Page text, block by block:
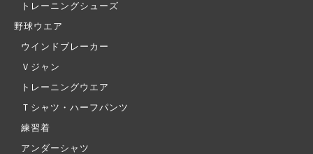
トレーニングシューズ
野球ウエア
ウインドブレーカー
Ｖジャン
トレーニングウエア
Ｔシャツ・ハーフパンツ
練習着
アンダーシャツ